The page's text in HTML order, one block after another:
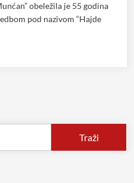
obeležila je 55 godina
pod nazivom “Hajde
Traži